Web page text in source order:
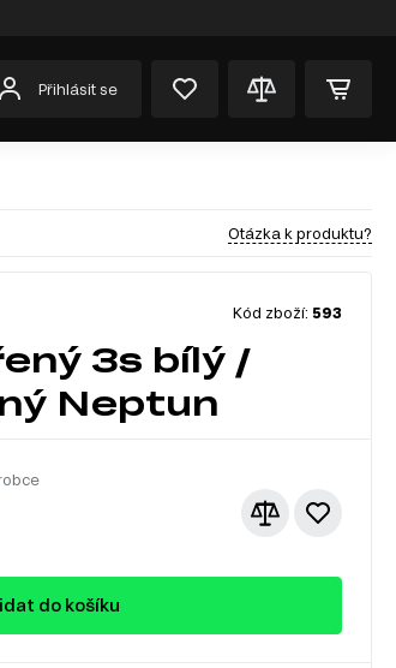
Přihlásit se
Otázka k produktu?
Kód zboží: 593
3s bílý /
Neptun
do košíku